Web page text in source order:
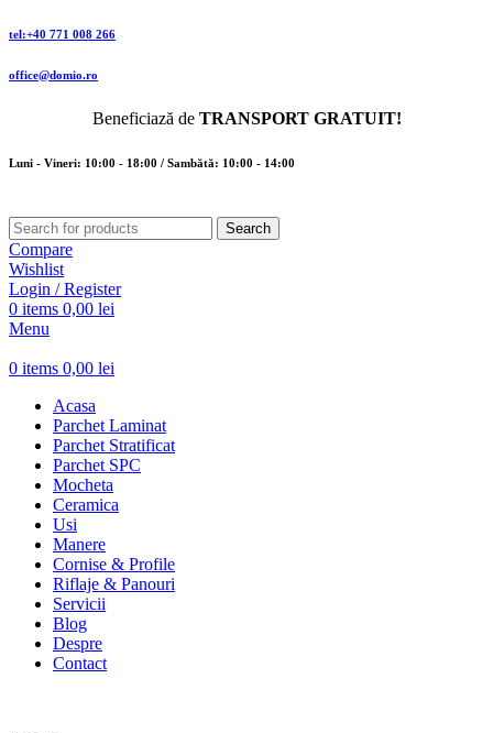
tel:+40 771 008 266
office@domio.ro
Beneficiază de TRANSPORT GRATUIT!
Luni - Vineri: 10:00 - 18:00 / Sambătă: 10:00 - 14:00
Search
Compare
Wishlist
Login / Register
0 items 0,00 lei
Menu
0 items 0,00 lei
Acasa
Parchet Laminat
Parchet Stratificat
Parchet SPC
Mocheta
Ceramica
Usi
Manere
Cornise & Profile
Riflaje & Panouri
Servicii
Blog
Despre
Contact